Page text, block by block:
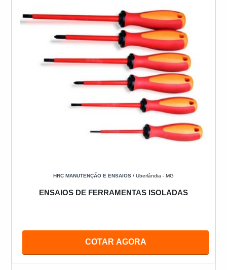
HRC MANUTENÇÃO E ENSAIOS / Uberlândia - MG
ENSAIOS DE FERRAMENTAS ISOLADAS
COTAR AGORA